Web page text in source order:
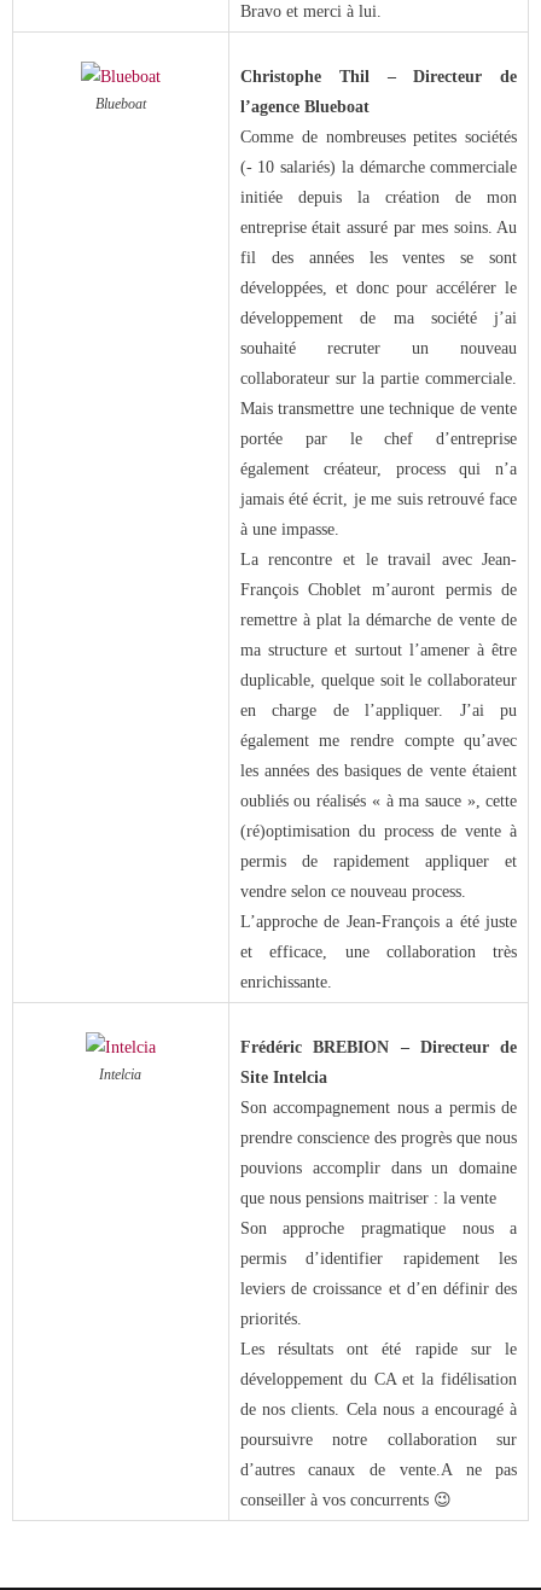
Bravo et merci à lui.
Blueboat
Christophe Thil – Directeur de
l’agence Blueboat
Comme de nombreuses petites sociétés
(- 10 salariés) la démarche commerciale
initiée depuis la création de mon
entreprise était assuré par mes soins. Au
fil des années les ventes se sont
développées, et donc pour accélérer le
développement de ma société j’ai
souhaité recruter un nouveau
collaborateur sur la partie commerciale.
Mais transmettre une technique de vente
portée par le chef d’entreprise
également créateur, process qui n’a
jamais été écrit, je me suis retrouvé face
à une impasse.
La rencontre et le travail avec Jean-
François Choblet m’auront permis de
remettre à plat la démarche de vente de
ma structure et surtout l’amener à être
duplicable, quelque soit le collaborateur
en charge de l’appliquer. J’ai pu
également me rendre compte qu’avec
les années des basiques de vente étaient
oubliés ou réalisés « à ma sauce », cette
(ré)optimisation du process de vente à
permis de rapidement appliquer et
vendre selon ce nouveau process.
L’approche de Jean-François a été juste
et efficace, une collaboration très
enrichissante.
Intelcia
Frédéric BREBION – Directeur de
Site Intelcia
Son accompagnement nous a permis de
prendre conscience des progrès que nous
pouvions accomplir dans un domaine
que nous pensions maitriser : la vente
Son approche pragmatique nous a
permis d’identifier rapidement les
leviers de croissance et d’en définir des
priorités.
Les résultats ont été rapide sur le
développement du CA et la fidélisation
de nos clients. Cela nous a encouragé à
poursuivre notre collaboration sur
d’autres canaux de vente.A ne pas
conseiller à vos concurrents 😉